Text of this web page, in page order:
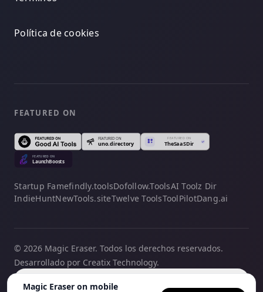
Magic Eraser on mobile
Política de cookies
FEATURED ON
Startup Famefindly.toolsDofollow.ToolsAI Toolz Dir
IndieHuntNewTools.siteTwelve ToolsToolPilotDang.ai
© 2026 Magic Eraser. Todos los derechos reservados.
Desarrollado por Creatix Technology.